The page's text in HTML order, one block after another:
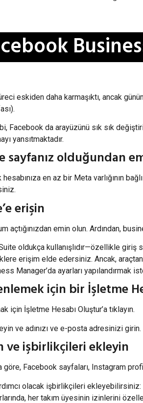
eskiden daha karmaşıktı, ancak
Facebook da arayüzünü sık sık
yansıtmaktadır.
sayfanız olduğundan
en az bir Meta varlığının
erişin
açtığınızdan emin olun. Ardından,
oldukça kullanışlıdır—özellikle
erişim elde edersiniz. Ancak,
Manager’da ayarları yapılandırmak
için bir İşletme
için İşletme Hesabı Oluştur’a tıklayın.
ve adınızı ve e-posta adresinizi girin.
ve işbirlikçileri ekleyin
göre, Facebook sayfaları, Instagram
olacak işbirlikçileri
her takım üyesinin izinlerini